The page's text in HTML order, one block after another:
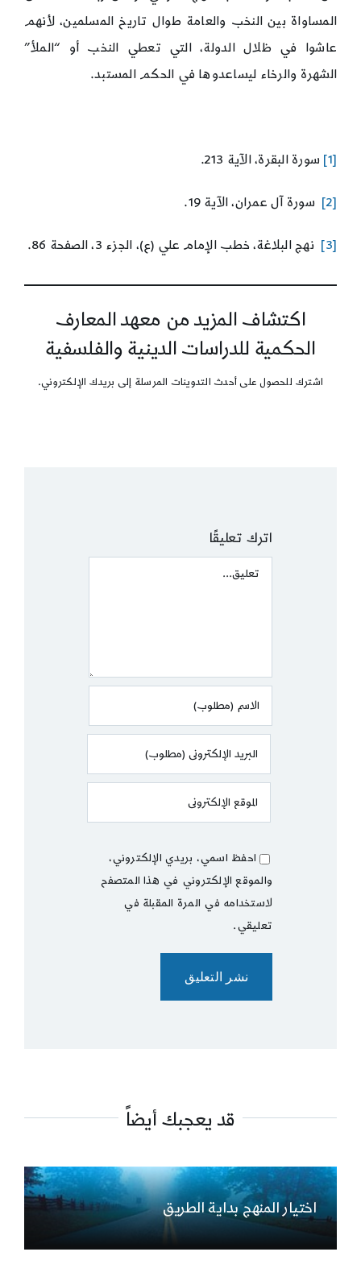
المساواة بين النخب والعامة طوال تاريخ المسلمين، لأنهم
عاشوا في ظلال الدولة، التي تعطي النخب أو “الملأ”
الشهرة والرخاء ليساعدوها في الحكم المستبد.
[1] سورة البقرة، الآية 213.
[2] سورة آل عمران، الآية 19.
[3] نهج البلاغة، خطب الإمام علي (ع)، الجزء 3، الصفحة 86.
اكتشاف المزيد من معهد المعارف
الحكمية للدراسات الدينية والفلسفية
اشترك للحصول على أحدث التدوينات المرسلة إلى بريدك الإلكتروني.
اترك تعليقًا
Comment
احفظ اسمي، بريدي الإلكتروني،
والموقع الإلكتروني في هذا المتصفح
لاستخدامه في المرة المقبلة في
تعليقي.
قد يعجبك أيضاً
اختيار المنهج بداية الطريق